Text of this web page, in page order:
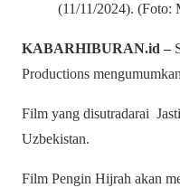
(11/11/2024). (Foto:
KABARHIBURAN.id –
Productions
Film yang disutradarai
Uzbekistan.
Film Pengin Hijrah akan